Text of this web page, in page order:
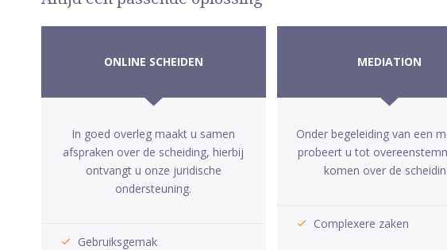
ONLINE SCHEIDEN
In goed overleg maakt u samen
afspraken over de scheiding, hierbij
ontvangt u onze juridische
ondersteuning.
Gebruiksgemak
MEDIATION
Onder begeleiding van een
probeert u tot
komen over de
Complexere zaken